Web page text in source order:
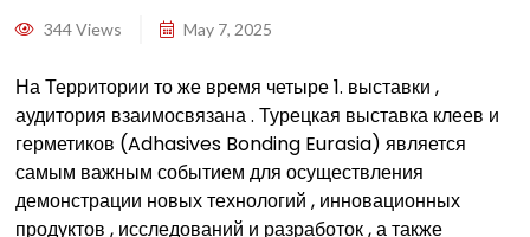
344 Views May 7, 2025
На Территории то же время четыре 1. выставки ,
аудитория взаимосвязана . Турецкая выставка клеев и
герметиков (Adhasives Bonding Eurasia) является
самым важным событием для осуществления
демонстрации новых технологий , инновационных
продуктов , исследований и разработок , а также